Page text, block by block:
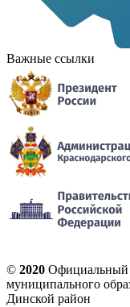
Важные ссылки
© 2020 Официальный
муниципального
Динской район